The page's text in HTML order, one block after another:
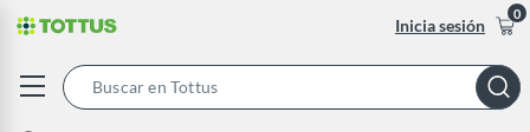
Inicia sesión
0
Bar